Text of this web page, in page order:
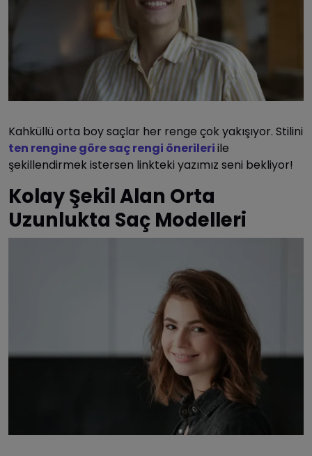
Kahküllü orta boy saçlar her renge çok yakışıyor. Stilini
ten rengine göre saç rengi önerileriile
şekillendirmek istersen linkteki yazımız seni bekliyor!
Kolay Şekil Alan Orta
Uzunlukta Saç Modelleri